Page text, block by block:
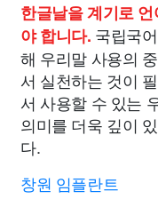
한글날을 계기로
야 합니다. 국립국
해 우리말 사용의
서 실천하는 것이
서 사용할 수 있는
의미를 더욱 깊이
다.
창원 임플란트